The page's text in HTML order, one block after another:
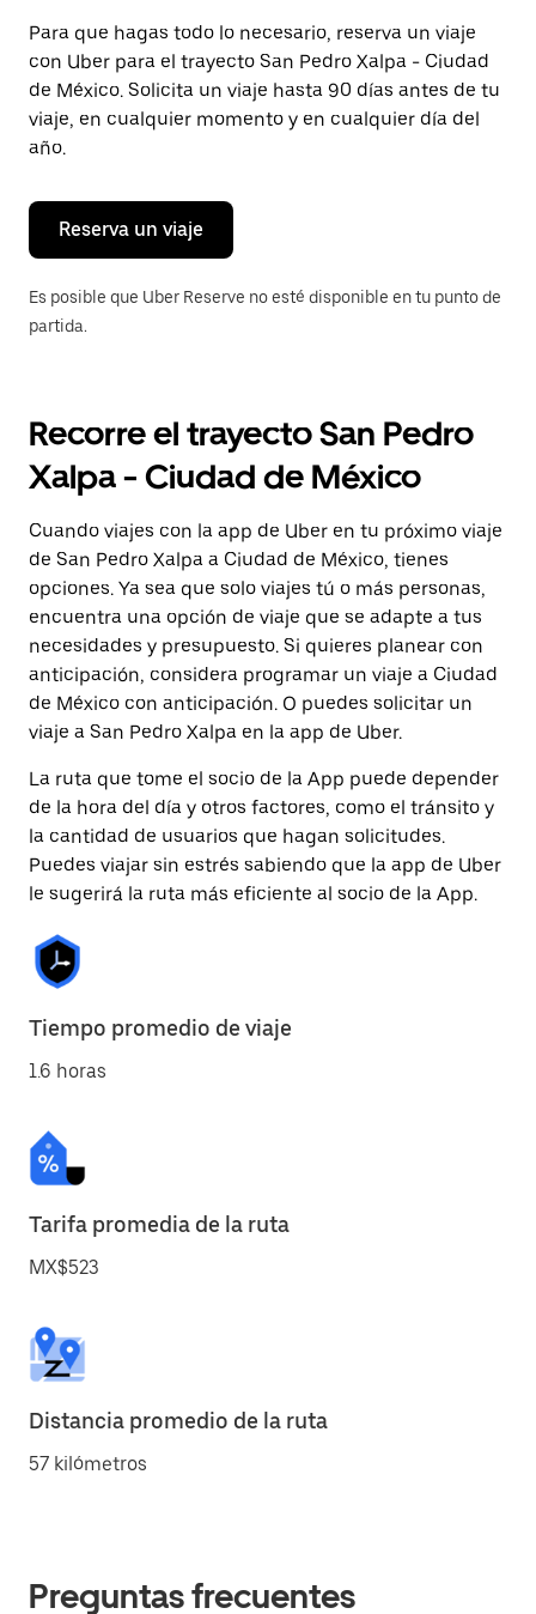
Presiona
la
tecla Esc
para
cerrar
el
calendario.
Para que hagas todo lo necesario, reserva un viaje
con Uber para el trayecto San Pedro Xalpa - Ciudad
de México. Solicita un viaje hasta 90 días antes de tu
viaje, en cualquier momento y en cualquier día del
año.
Reserva un viaje
Es posible que Uber Reserve no esté disponible en tu punto de
partida.
Recorre el trayecto San Pedro
Xalpa - Ciudad de México
Cuando viajes con la app de Uber en tu próximo viaje
de San Pedro Xalpa a Ciudad de México, tienes
opciones. Ya sea que solo viajes tú o más personas,
encuentra una opción de viaje que se adapte a tus
necesidades y presupuesto. Si quieres planear con
anticipación, considera programar un viaje a Ciudad
de México con anticipación. O puedes solicitar un
viaje a San Pedro Xalpa en la app de Uber.
La ruta que tome el socio de la App puede depender
de la hora del día y otros factores, como el tránsito y
la cantidad de usuarios que hagan solicitudes.
Puedes viajar sin estrés sabiendo que la app de Uber
le sugerirá la ruta más eficiente al socio de la App.
Tiempo promedio de viaje
1.6 horas
Tarifa promedia de la ruta
MX$523
Distancia promedio de la ruta
57 kilómetros
Preguntas frecuentes